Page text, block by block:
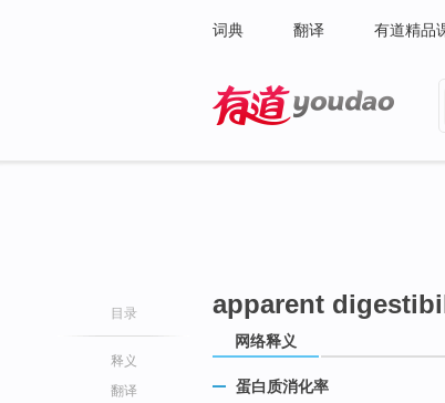
词典 翻译 有道精品
目录
释义
翻译
apparent
网络释义
蛋白质消化率